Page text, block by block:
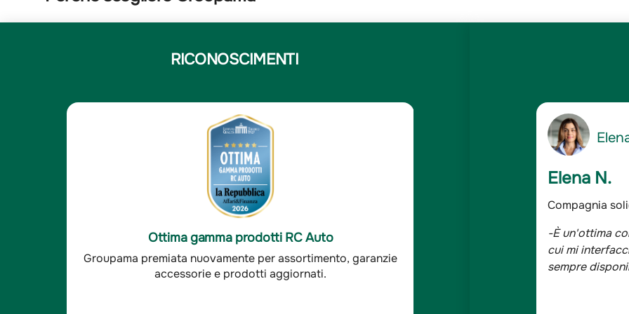
RICONOSCIMENTI
Ottima soddisfazione clienti RC Auto
Groupama è stata premiata per l'ottima soddisfazione dei
clienti RC auto.
il mio agente è sempre
Indagine Doxa*
Elena N.
Elena N.
Compagnia solida e affidabile
-È un'ottima compagnia, solida ed affidabile e le persone con
cui mi interfaccio sono assolutamente competenti, cortesi e
sempre disponibili. - Indagine Doxa*
Giancarlo D.
Assicurato da
-Sono
bene, tutta la